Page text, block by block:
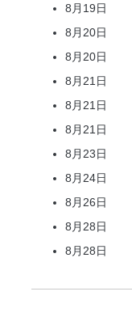
8月19日
8月20日
8月20日
8月21日
8月21日
8月21日
8月23日
8月24日
8月26日
8月28日
8月28日